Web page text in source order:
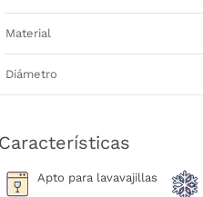
Material
Diámetro
Características
Apto para lavavajillas